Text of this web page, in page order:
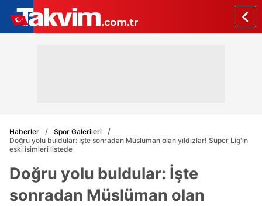
Haberler
Spor Galerileri
Doğru yolu buldular: İşte sonradan Müslüman olan yıldızlar! Süper Lig'in
eski isimleri listede
Doğru yolu buldular: İşte
sonradan Müslüman olan